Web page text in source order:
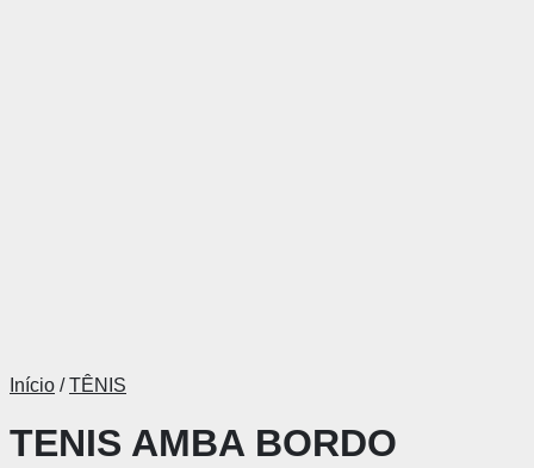
Início / TÊNIS
TENIS AMBA BORDO